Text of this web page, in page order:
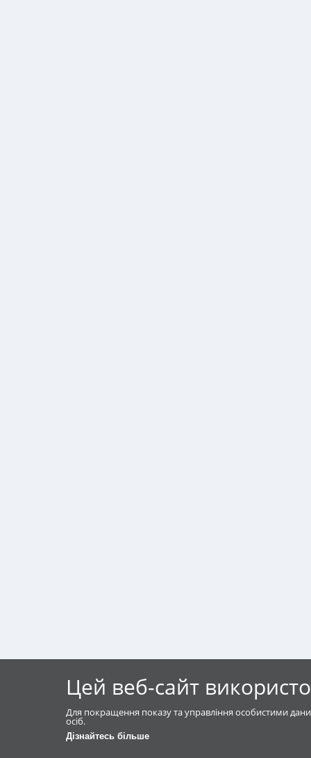
Цей веб-сайт
Для покращення показу та управління особистими
осіб.
Дізнайтесь більше